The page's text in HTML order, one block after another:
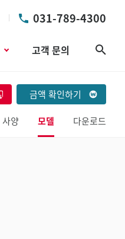
031-789-4300
고객 문의
금액 확인하기
사양 모델 다운로드